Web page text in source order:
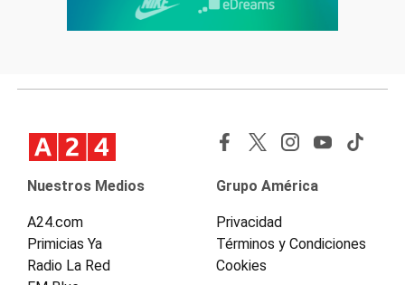
Nuestros Medios
A24.com
Primicias Ya
Radio La Red
Grupo América
Privacidad
Términos y Condiciones
Cookies